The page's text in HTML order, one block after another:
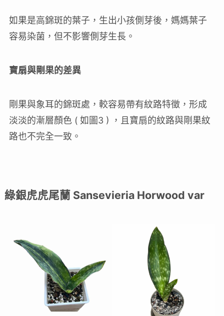
如果是高錦斑的葉子，生出小孩側芽後，媽媽葉子
容易染菌，但不影響側芽生長。
寶扇與剛果的差異
剛果與象耳的錦斑處，較容易帶有紋路特徵，形成
淡淡的漸層顏色 ( 如圖3 ) ，且寶扇的紋路與剛果紋
路也不完全一致。
綠銀虎虎尾蘭 Sansevieria Horwood var